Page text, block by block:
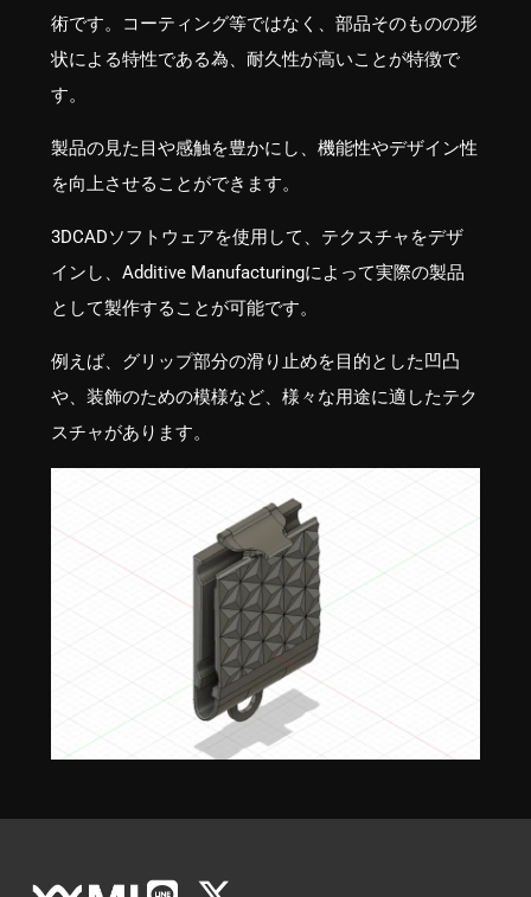
術です。コーティング等ではなく、部品そのものの形
状による特性である為、耐久性が高いことが特徴で
す。
製品の見た目や感触を豊かにし、機能性やデザイン性
を向上させることができます。
3DCADソフトウェアを使用して、テクスチャをデザ
インし、Additive Manufacturingによって実際の製品
として製作することが可能です。
例えば、グリップ部分の滑り止めを目的とした凹凸
や、装飾のための模様など、様々な用途に適したテク
スチャがあります。